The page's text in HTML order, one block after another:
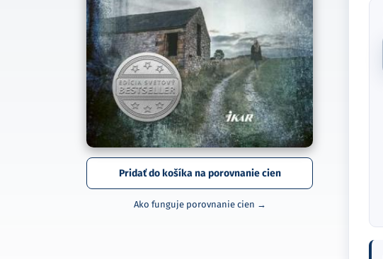
Pridať do košíka na porovnanie cien
Ako funguje porovnanie cien →